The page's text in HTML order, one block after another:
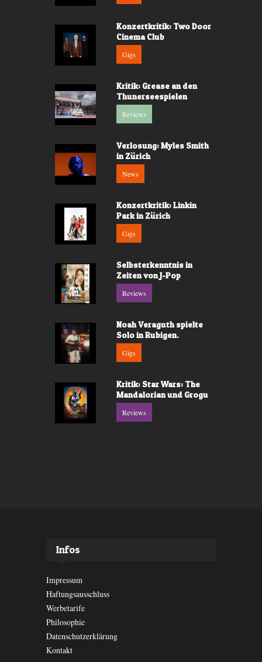
Konzertkritik: Two Door
Cinema Club
Gigs
Kritik: Grease an den
Thunerseespielen
Reviews
Verlosung: Myles Smith
in Zürich
News
Konzertkritik: Linkin
Park in Zürich
Gigs
Selbsterkenntnis in
Zeiten von J-Pop
Reviews
Noah Veraguth spielte
Solo in Rubigen.
Gigs
Kritik: Star Wars: The
Mandalorian und Grogu
Reviews
Infos
Impressum
Haftungsausschluss
Werbetarife
Philosophie
Datenschutzerklärung
Kontakt